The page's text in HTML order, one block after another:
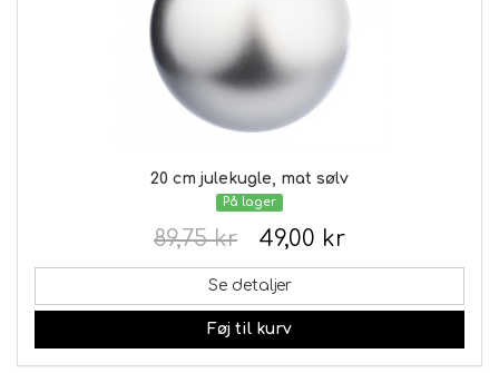
20 cm julekugle, mat sølv
På lager
49,00 kr
89,75 kr
Se detaljer
Føj til kurv